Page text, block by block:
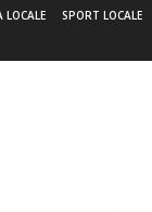
LOCALE SPORT LOCALE